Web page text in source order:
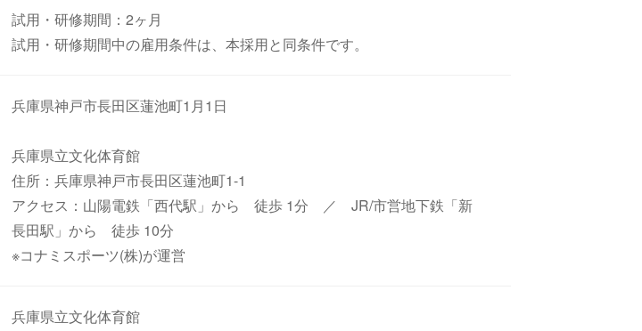
試用・研修期間：2ヶ月
試用・研修期間中の雇用条件は、本採用と同条件です。
兵庫県神戸市長田区蓮池町1月1日
兵庫県立文化体育館
住所：兵庫県神戸市長田区蓮池町1-1
アクセス：山陽電鉄「西代駅」から 徒歩 1分 ／ JR/市営地下鉄「新
長田駅」から 徒歩 10分
※コナミスポーツ(株)が運営
兵庫県立文化体育館